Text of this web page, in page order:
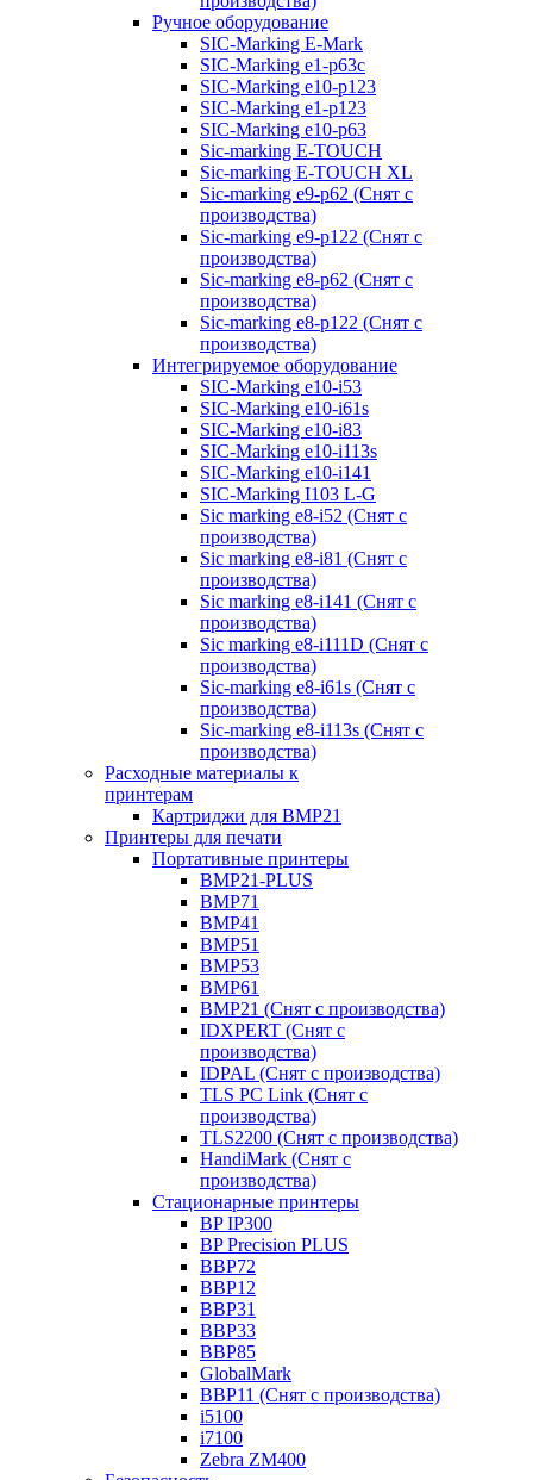
Ручное оборудование
SIC-Marking E-Mark
SIC-Marking e1-p63с
SIC-Marking e10-p123
SIC-Marking e1-p123
SIC-Marking e10-p63
Sic-marking E-TOUCH
Sic-marking E-TOUCH XL
Sic-marking e9-p62 (Снят с
производства)
Sic-marking e9-p122 (Снят с
производства)
Sic-marking e8-p62 (Снят с
производства)
Sic-marking e8-p122 (Снят с
производства)
Интегрируемое оборудование
SIC-Marking e10-i53
SIC-Marking e10-i61s
SIC-Marking e10-i83
SIC-Marking e10-i113s
SIC-Marking e10-i141
SIC-Marking I103 L-G
Sic marking e8-i52 (Снят с
производства)
Sic marking e8-i81 (Снят с
производства)
Sic marking e8-i141 (Снят с
производства)
Sic marking e8-i111D (Снят с
производства)
Sic-marking e8-i61s (Снят с
производства)
Sic-marking e8-i113s (Снят с
производства)
Расходные материалы к
принтерам
Картриджи для BMP21
Принтеры для печати
Портативные принтеры
BMP21-PLUS
BMP71
BMP41
BMP51
BMP53
BMP61
BMP21 (Снят с производства)
IDXPERT (Снят с
производства)
IDPAL (Снят с производства)
TLS PC Link (Снят с
производства)
TLS2200 (Снят с производства)
HandiMark (Снят с
производства)
Стационарные принтеры
BP IP300
BP Precision PLUS
BBP72
BBP12
BBP31
BBP33
BBP85
GlobalMark
BBP11 (Снят с производства)
i5100
i7100
Zebra ZM400